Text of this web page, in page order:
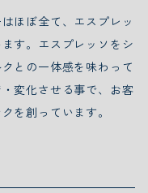
ほぼ全て、エスプレッ
す。エスプレッソをシ
との一体感を味わって
変化させる事で、お客
を創っています。